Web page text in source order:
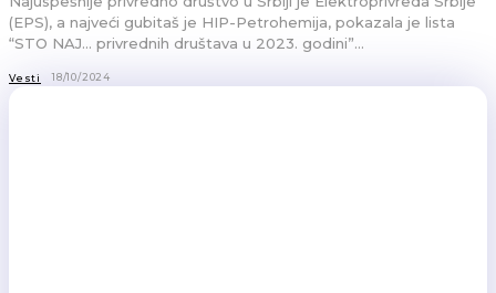
(EPS), a najveći gubitaš je HIP-Petrohemija, pokazala je lista
“STO NAJ... privrednih društava u 2023. godini”...
Vesti 18/10/2024